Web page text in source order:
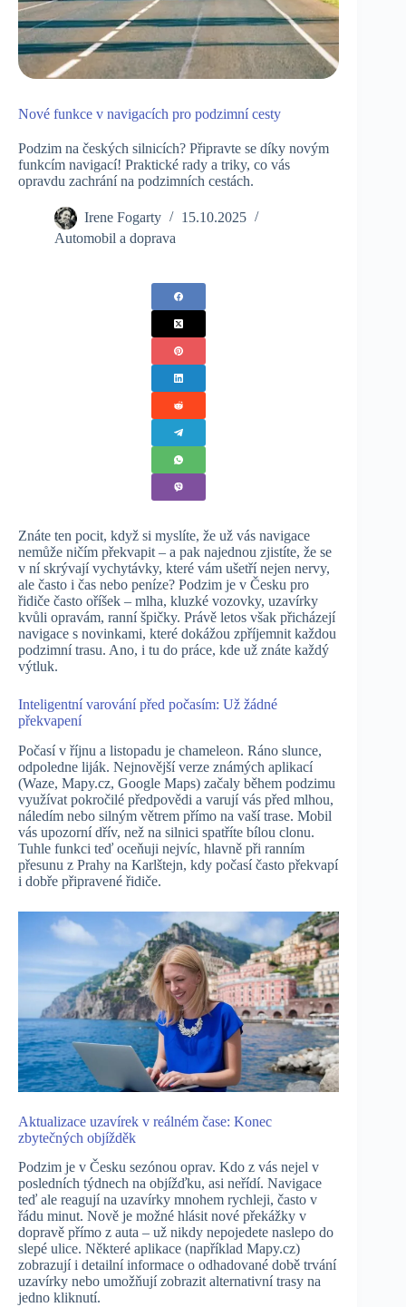
Nové funkce v navigacích pro podzimní cesty
Podzim na českých silnicích? Připravte se díky novým
funkcím navigací! Praktické rady a triky, co vás
opravdu zachrání na podzimních cestách.
Irene Fogarty
15.10.2025
Automobil a doprava
Znáte ten pocit, když si myslíte, že už vás navigace
nemůže ničím překvapit – a pak najednou zjistíte, že se
v ní skrývají vychytávky, které vám ušetří nejen nervy,
ale často i čas nebo peníze? Podzim je v Česku pro
řidiče často oříšek – mlha, kluzké vozovky, uzavírky
kvůli opravám, ranní špičky. Právě letos však přicházejí
navigace s novinkami, které dokážou zpříjemnit každou
podzimní trasu. Ano, i tu do práce, kde už znáte každý
výtluk.
Inteligentní varování před počasím: Už žádné
překvapení
Počasí v říjnu a listopadu je chameleon. Ráno slunce,
odpoledne liják. Nejnovější verze známých aplikací
(Waze, Mapy.cz, Google Maps) začaly během podzimu
využívat pokročilé předpovědi a varují vás před mlhou,
náledím nebo silným větrem přímo na vaší trase. Mobil
vás upozorní dřív, než na silnici spatříte bílou clonu.
Tuhle funkci teď oceňuji nejvíc, hlavně při ranním
přesunu z Prahy na Karlštejn, kdy počasí často překvapí
i dobře připravené řidiče.
Aktualizace uzavírek v reálném čase: Konec
zbytečných objížděk
Podzim je v Česku sezónou oprav. Kdo z vás nejel v
posledních týdnech na objížďku, asi neřídí. Navigace
teď ale reagují na uzavírky mnohem rychleji, často v
řádu minut. Nově je možné hlásit nové překážky v
dopravě přímo z auta – už nikdy nepojedete naslepo do
slepé ulice. Některé aplikace (například Mapy.cz)
zobrazují i detailní informace o odhadované době trvání
uzavírky nebo umožňují zobrazit alternativní trasy na
jedno kliknutí.